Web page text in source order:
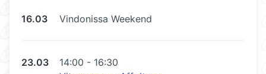
16.03 Vindonissa Weekend
23.03
14:00 - 16:30